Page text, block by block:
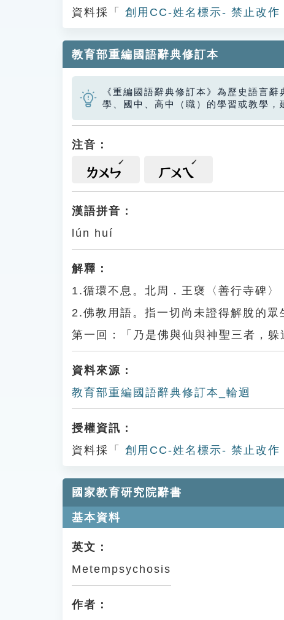
資料採「
創用CC-姓名標示- 禁止改
教育部重編國語辭典修訂本
《重編國語辭典修訂本》為歷史語言
學、國中、高中（職）的學習或教學，
注音：
ㄌㄨㄣ ㄏㄨㄟ
漢語拼音：
lún huí
解釋：
1.循環不息。北周．王襃〈善行寺碑〉
2.佛教用語。指一切尚未證得解脫的眾
第一回：「乃是佛與仙與神聖三者，
資料來源：
教育部重編國語辭典修訂本_輪迴
授權資訊：
資料採「
創用CC-姓名標示- 禁止改
國家教育研究院辭書
基本資料
英文：
Metempsychosis
作者：